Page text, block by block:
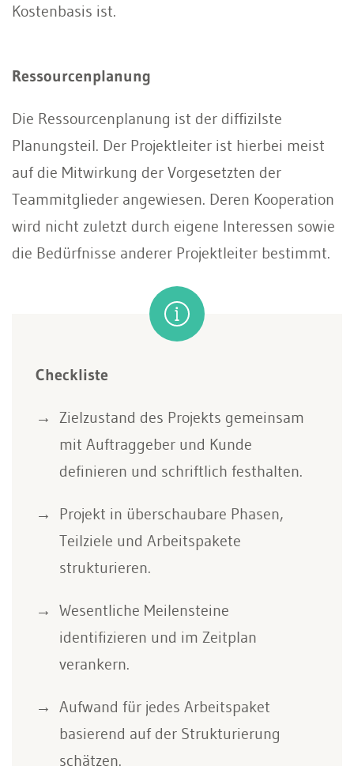
Kostenbasis ist.
Ressourcenplanung
Die Ressourcenplanung ist der diffizilste
Planungsteil. Der Projektleiter ist hierbei meist
auf die Mitwirkung der Vorgesetzten der
Teammitglieder angewiesen. Deren Kooperation
wird nicht zuletzt durch eigene Interessen sowie
die Bedürfnisse anderer Projektleiter bestimmt.
Checkliste
Zielzustand des Projekts gemeinsam
mit Auftraggeber und Kunde
definieren und schriftlich festhalten.
Projekt in überschaubare Phasen,
Teilziele und Arbeitspakete
strukturieren.
Wesentliche Meilensteine
identifizieren und im Zeitplan
verankern.
Aufwand für jedes Arbeitspaket
basierend auf der Strukturierung
schätzen.